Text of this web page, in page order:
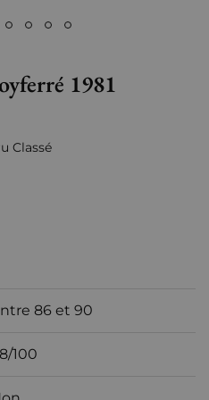
1981
Classé
86 et 90
100